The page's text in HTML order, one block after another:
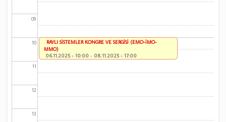
09
10
11
12
13
RAYLI SİSTEMLER KONGRE VE SERGİSİ (EMO-İMO-
MMO)
06.11.2025 - 10:00 - 08.11.2025 - 17:00